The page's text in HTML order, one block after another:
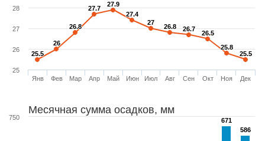
25.5
25.5
26
26
26.8
26.8
27.7
27.7
27.9
27.9
27.4
27.4
27
27
26.8
26.8 26.7
26.7
26.5
26.5
25.8
25.8
25.5
25.5
Янв Фев Мар Апр Май Июн Июл Авг Сен Окт Ноя Дек
25
26
27
28
Месячная сумма осадков, мм
671
671
586
586
750